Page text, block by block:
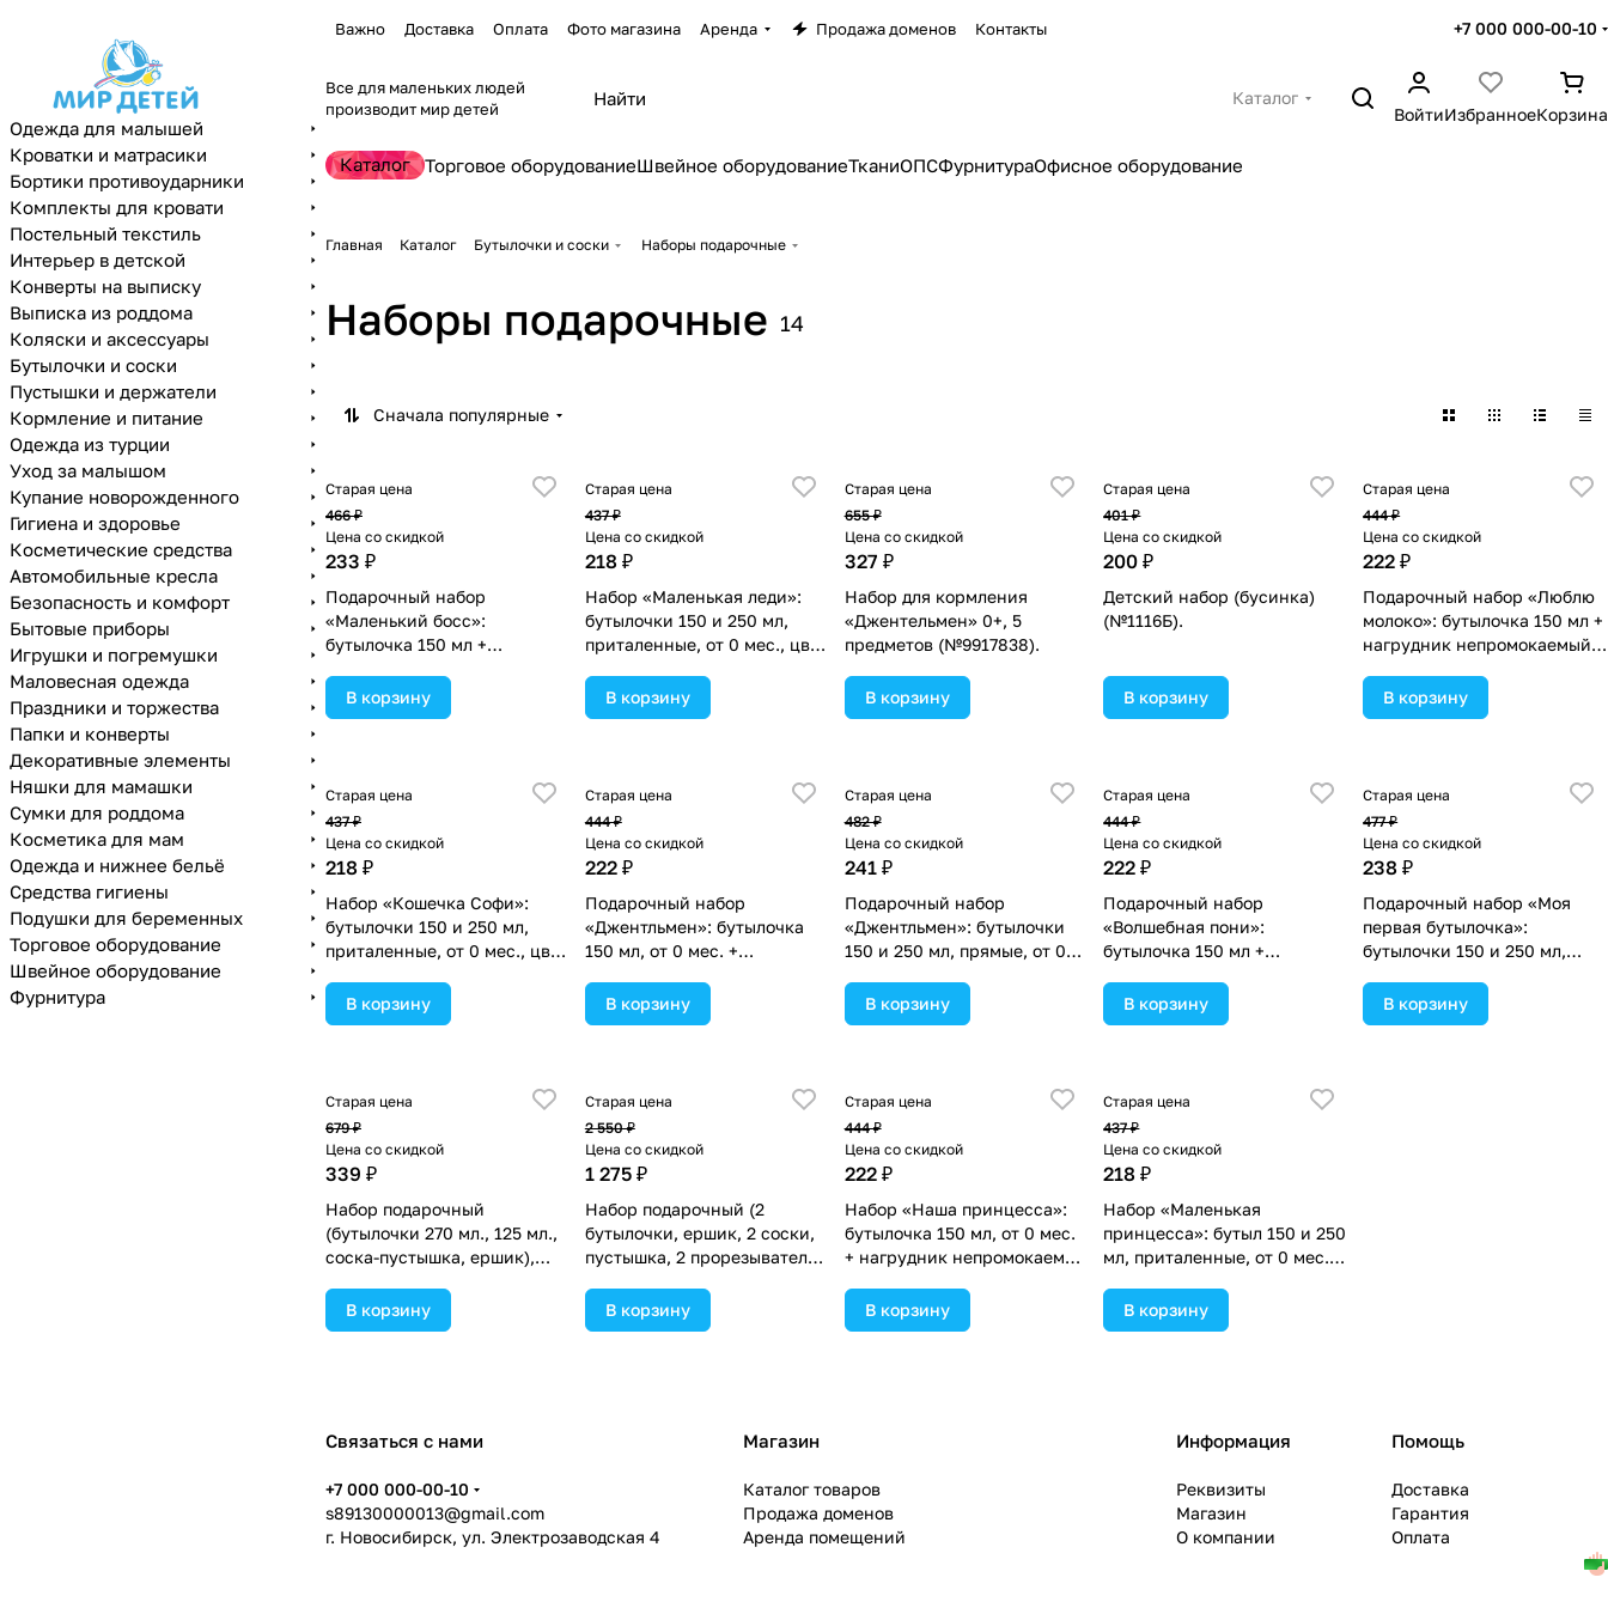
Важно Доставка Оплата Фото магазина Аренда Продажа доменов Контакты +7 000 000-00-10
Все для маленьких людей
производит мир детей
Каталог
ВойтиИзбранноеКорзина
Каталог Торговое оборудованиеШвейное оборудованиеТканиОПСФурнитураОфисное оборудование
Главная Каталог Бутылочки и соски Наборы подарочные
Наборы подарочные 14
Сначала популярные
Старая цена
466 ₽
Цена со скидкой
233 ₽
Подарочный набор
«Маленький босс»:
бутылочка 150 мл +
из махры (№3654352).
В корзину
Старая цена
437 ₽
Цена со скидкой
218 ₽
Набор «Маленькая леди»:
бутылочки 150 и 250 мл,
приталенные, от 0 мес., цвет
В корзину
Старая цена
655 ₽
Цена со скидкой
327 ₽
Набор для кормления
«Джентельмен» 0+, 5
предметов (№9917838).
В корзину
Старая цена
401 ₽
Цена со скидкой
200 ₽
Детский набор (бусинка)
(№1116Б).
В корзину
Старая цена
444 ₽
Цена со скидкой
222 ₽
Подарочный набор «Люблю
молоко»: бутылочка 150 мл +
нагрудник непромокаемый
В корзину
Старая цена
437 ₽
Цена со скидкой
218 ₽
Набор «Кошечка Софи»:
бутылочки 150 и 250 мл,
приталенные, от 0 мес., цвет
В корзину
Старая цена
444 ₽
Цена со скидкой
222 ₽
Подарочный набор
«Джентльмен»: бутылочка
150 мл, от 0 мес. +
из махры (№3654353).
В корзину
Старая цена
482 ₽
Цена со скидкой
241 ₽
Подарочный набор
«Джентльмен»: бутылочки
150 и 250 мл, прямые, от 0
(№3654410).
В корзину
Старая цена
444 ₽
Цена со скидкой
222 ₽
Подарочный набор
«Волшебная пони»:
бутылочка 150 мл +
из махры (№3654369).
В корзину
Старая цена
477 ₽
Цена со скидкой
238 ₽
Подарочный набор «Моя
первая бутылочка»:
бутылочки 150 и 250 мл,
розовый (№3654395).
В корзину
Старая цена
679 ₽
Цена со скидкой
339 ₽
Набор подарочный
(бутылочки 270 мл., 125 мл.,
соска-пустышка, ершик),
В корзину
Старая цена
2 550 ₽
Цена со скидкой
1 275 ₽
Набор подарочный (2
бутылочки, ершик, 2 соски,
пустышка, 2 прорезывателя,
(№10061К).
В корзину
Старая цена
444 ₽
Цена со скидкой
222 ₽
Набор «Наша принцесса»:
бутылочка 150 мл, от 0 мес.
+ нагрудник непромокаемый
В корзину
Старая цена
437 ₽
Цена со скидкой
218 ₽
Набор «Маленькая
принцесса»: бутыл 150 и 250
мл, приталенные, от 0 мес.,
В корзину
Связаться с нами
+7 000 000-00-10
s89130000013@gmail.com
г. Новосибирск, ул. Электрозаводская 4
Магазин
Каталог товаров
Продажа доменов
Аренда помещений
Информация
Реквизиты
Магазин
О компании
Помощь
Доставка
Гарантия
Оплата
Одежда для малышей
Кроватки и матрасики
Бортики противоударники
Комплекты для кровати
Постельный текстиль
Интерьер в детской
Конверты на выписку
Выписка из роддома
Коляски и аксессуары
Бутылочки и соски
Пустышки и держатели
Кормление и питание
Одежда из турции
Уход за малышом
Купание новорожденного
Гигиена и здоровье
Косметические средства
Автомобильные кресла
Безопасность и комфорт
Бытовые приборы
Игрушки и погремушки
Маловесная одежда
Праздники и торжества
Папки и конверты
Декоративные элементы
Няшки для мамашки
Сумки для роддома
Косметика для мам
Одежда и нижнее бельё
Средства гигиены
Подушки для беременных
Торговое оборудование
Швейное оборудование
Фурнитура